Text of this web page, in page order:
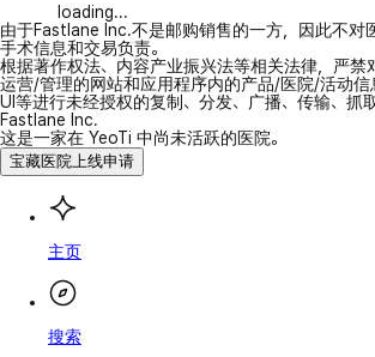
loading...
由于Fastlane Inc.不是邮购销售的一方，因此不对
手术信息和交易负责。
根据著作权法、内容产业振兴法等相关法律，严
运营/管理的网站和应用程序内的产品/医院/活动信
UI等进行未经授权的复制、分发、广播、传输、抓取
Fastlane Inc.
这是一家在 YeoTi 中尚未活跃的医院。
宝藏医院上线申请
主页
搜索